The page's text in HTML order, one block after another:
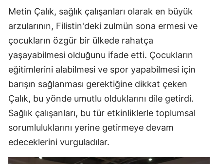
Metin Çalık, sağlık çalışanları olarak en büyük
arzularının, Filistin'deki zulmün sona ermesi ve
çocukların özgür bir ülkede rahatça
yaşayabilmesi olduğunu ifade etti. Çocukların
eğitimlerini alabilmesi ve spor yapabilmesi için
barışın sağlanması gerektiğine dikkat çeken
Çalık, bu yönde umutlu olduklarını dile getirdi.
Sağlık çalışanları, bu tür etkinliklerle toplumsal
sorumluluklarını yerine getirmeye devam
edeceklerini vurguladılar.